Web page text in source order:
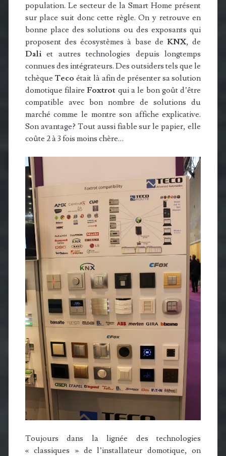
population. Le secteur de la Smart Home présent
sur place suit donc cette règle. On y retrouve en
bonne place des solutions ou des exposants qui
proposent des écosystèmes à base deKNX, de
Daliet autres technologies depuis longtemps
connues des intégrateurs. Des outsiders tels que le
tchèque Teco était là afin de présenter sa solution
domotique filaireFoxtrot qui a le bon goût d’être
compatible avec bon nombre de solutions du
marché comme le montre son affiche explicative.
Son avantage? Tout aussi fiable sur le papier, elle
coûte 2 à 3 fois moins chère…
Toujours dans la lignée des technologies
« classiques » de l’installateur domotique, on